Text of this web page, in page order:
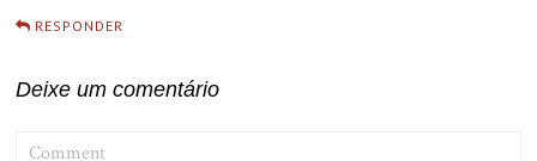
RESPONDER
Deixe um comentário